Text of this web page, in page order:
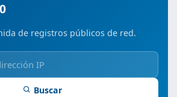
de registros públicos de red.
Buscar